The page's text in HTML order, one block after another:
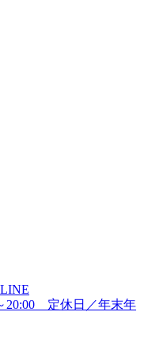
20:00 定休日／年末年